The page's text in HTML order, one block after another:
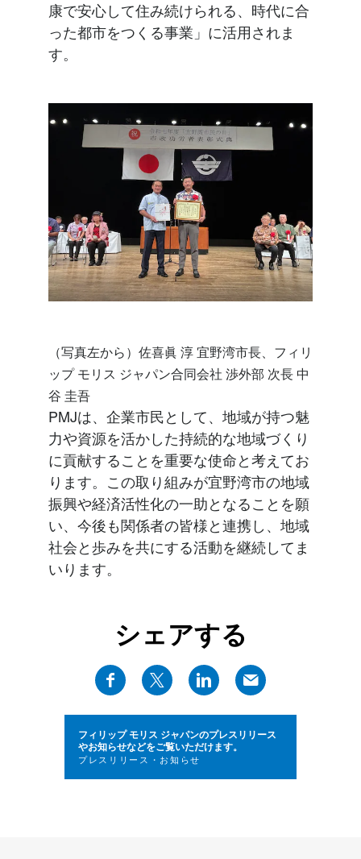
康で安心して住み続けられる、時代に合
った都市をつくる事業」に活用されま
す。
（写真左から）佐喜眞 淳 宜野湾市長、フィリ
ップ モリス ジャパン合同会社 渉外部 次長 中
谷 圭吾
PMJは、企業市民として、地域が持つ魅
力や資源を活かした持続的な地域づくり
に貢献することを重要な使命と考えてお
ります。この取り組みが宜野湾市の地域
振興や経済活性化の一助となることを願
い、今後も関係者の皆様と連携し、地域
社会と歩みを共にする活動を継続してま
いります。
シェアする
フィリップ モリス ジャパンのプレスリリース
やお知らせなどをご覧いただけます。
プレスリリース・お知らせ